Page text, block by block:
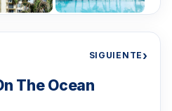
SIGUIENTE›
The Ocean